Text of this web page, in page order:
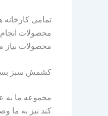
تمامی
محصولات انجام
محصولات نیاز
کشمش سبز
مجموعه ما به
کند نیز به ما